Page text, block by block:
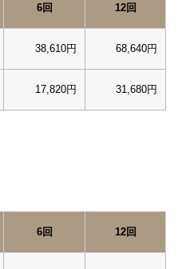
6回 12回
38,610円 68,640円
17,820円 31,680円
6回 12回